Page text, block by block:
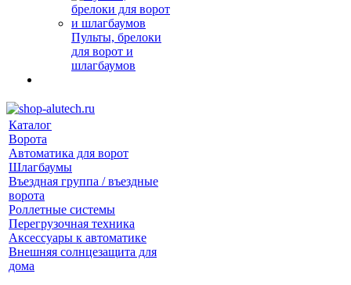
Пульты, брелоки
для ворот и
шлагбаумов
Каталог
Ворота
Автоматика для ворот
Шлагбаумы
Въездная группа / въездные
ворота
Роллетные системы
Перегрузочная техника
Аксессуары к автоматике
Внешняя солнцезащита для
дома